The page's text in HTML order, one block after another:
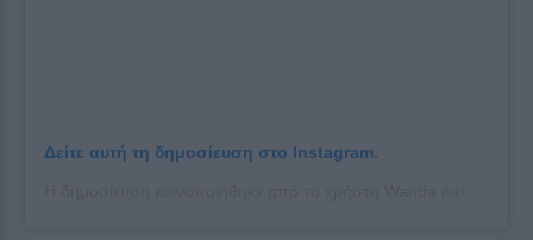
Δείτε αυτή τη δημοσίευση στο Instagram.